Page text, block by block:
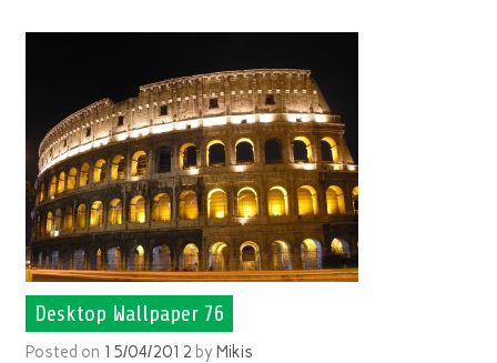
Desktop Wallpaper 76
Posted on 15/04/2012 byMikis